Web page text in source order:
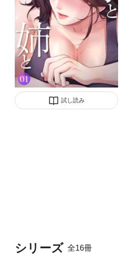
試し読み
シリーズ 全16冊